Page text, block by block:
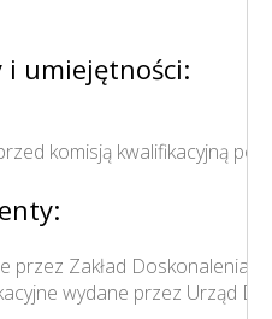
i umiejętności:
komisją kwalifikacyjną
przez Zakład Doskonalenia
wydane przez Urząd